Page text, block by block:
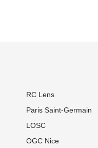
RC Lens
Paris Saint-Germain
LOSC
OGC Nice